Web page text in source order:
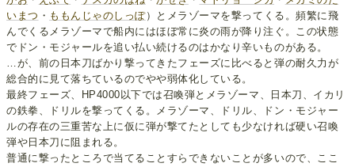
いまつ ・ ももんじゃのしっぽ）とメラゾーマを撃ってくる。頻繁に飛
んでくるメラゾーマで船内にはほぼ常に炎の雨が降り注ぐ。この状態
でドン・モジャールを追い払い続けるのはかなり辛いものがある。
…が、前の日本刀ばかり撃ってきたフェーズに比べると弾の耐久力が
総合的に見て落ちているのでやや弱体化している。
最終フェーズ、HP4000以下では召喚弾とメラゾーマ、日本刀、イカリ
の鉄拳、ドリルを撃ってくる。メラゾーマ、ドリル、ドン・モジャー
ルの存在の三重苦な上に仮に弾が撃てたとしても少なければ硬い召喚
弾や日本刀に阻まれる。
普通に撃ったところで当てることすらできないことが多いので、ここ